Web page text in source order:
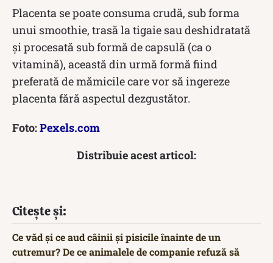
Placenta se poate consuma crudă, sub forma
unui smoothie, trasă la tigaie sau deshidratată
și procesată sub formă de capsulă (ca o
vitamină), această din urmă formă fiind
preferată de mămicile care vor să ingereze
placenta fără aspectul dezgustător.
Foto:Pexels.com
Distribuie acest articol:
Citește și:
Ce văd și ce aud câinii și pisicile înainte de un
cutremur? De ce animalele de companie refuză să